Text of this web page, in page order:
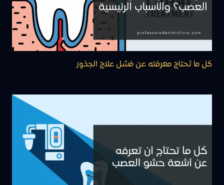
كل ما تحتاج معرفته عن فشل علاج الجذور